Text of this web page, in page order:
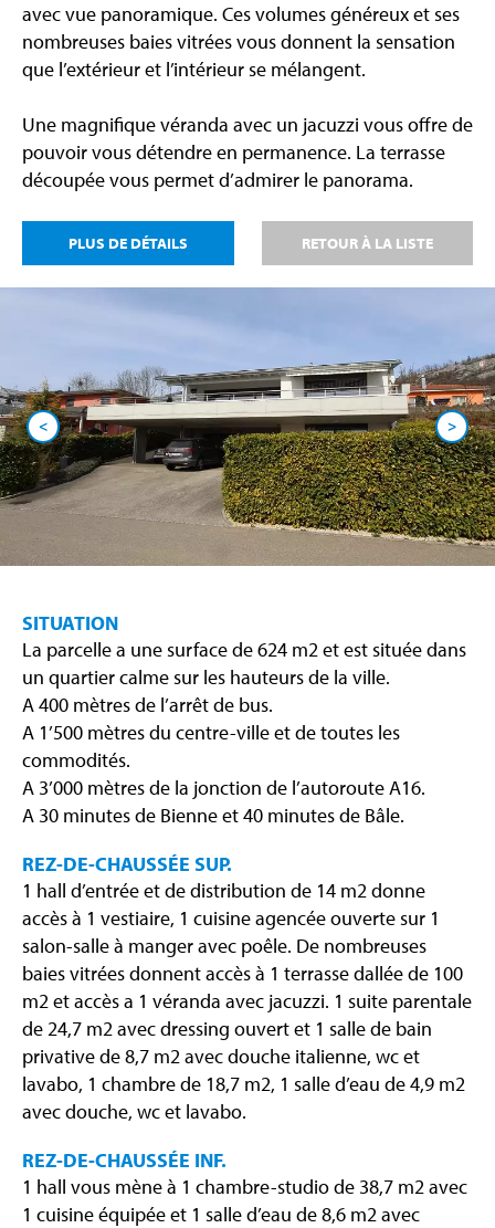
avec vue panoramique. Ces volumes généreux et ses
nombreuses baies vitrées vous donnent la sensation
que l’extérieur et l’intérieur se mélangent.
Une magnifique véranda avec un jacuzzi vous offre de
pouvoir vous détendre en permanence. La terrasse
découpée vous permet d’admirer le panorama.
PLUS DE DÉTAILS RETOUR À LA LISTE
< >
SITUATION
La parcelle a une surface de 624 m2 et est située dans
un quartier calme sur les hauteurs de la ville.
A 400 mètres de l’arrêt de bus.
A 1’500 mètres du centre-ville et de toutes les
commodités.
A 3’000 mètres de la jonction de l’autoroute A16.
A 30 minutes de Bienne et 40 minutes de Bâle.
REZ-DE-CHAUSSÉE SUP.
1 hall d’entrée et de distribution de 14 m2 donne
accès à 1 vestiaire, 1 cuisine agencée ouverte sur 1
salon-salle à manger avec poêle. De nombreuses
baies vitrées donnent accès à 1 terrasse dallée de 100
m2 et accès a 1 véranda avec jacuzzi. 1 suite parentale
de 24,7 m2 avec dressing ouvert et 1 salle de bain
privative de 8,7 m2 avec douche italienne, wc et
lavabo, 1 chambre de 18,7 m2, 1 salle d’eau de 4,9 m2
avec douche, wc et lavabo.
REZ-DE-CHAUSSÉE INF.
1 hall vous mène à 1 chambre-studio de 38,7 m2 avec
1 cuisine équipée et 1 salle d’eau de 8,6 m2 avec